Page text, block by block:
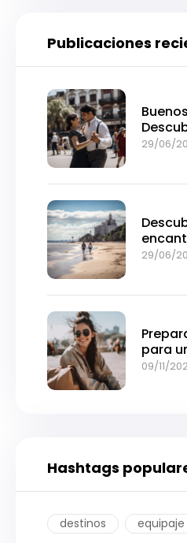
Publicaciones
29/06/
Alegre:
29/06/
para
09/11/
Hashtags
destinos equipaje